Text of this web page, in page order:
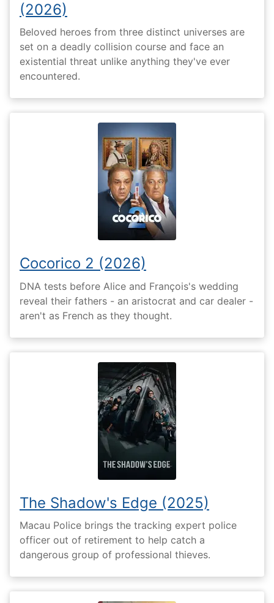
(2026)
Beloved heroes from three distinct universes are
set on a deadly collision course and face an
existential threat unlike anything they've ever
encountered.
Cocorico 2 (2026)
DNA tests before Alice and François's wedding
reveal their fathers - an aristocrat and car dealer -
aren't as French as they thought.
The Shadow's Edge (2025)
Macau Police brings the tracking expert police
officer out of retirement to help catch a
dangerous group of professional thieves.